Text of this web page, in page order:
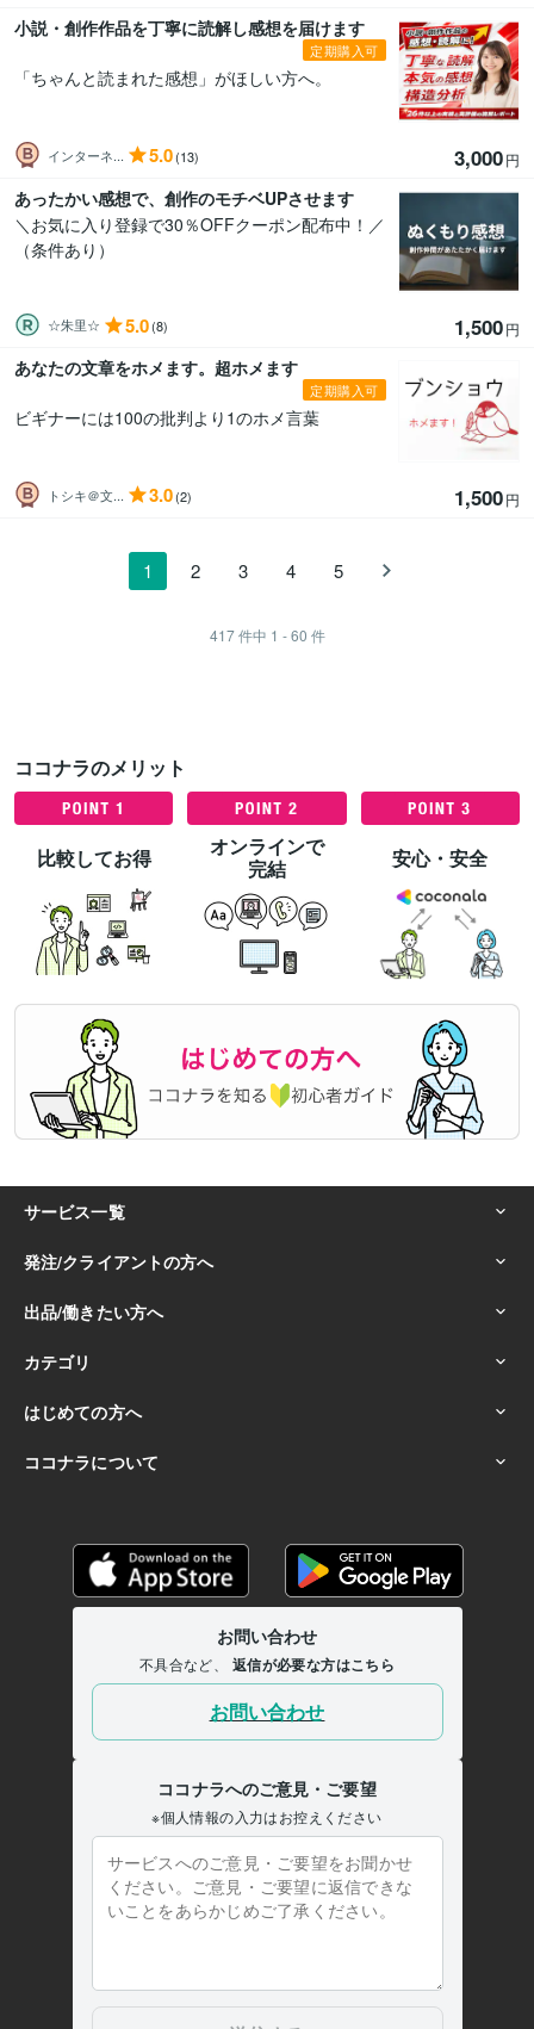
小説・創作作品を丁寧に読解し感想を届けます
定期購入可
「ちゃんと読まれた感想」がほしい方へ。
インターネ... 5.0(13) 3,000円
あったかい感想で、創作のモチベUPさせます
＼お気に入り登録で30％OFFクーポン配布中！／
（条件あり）
☆朱里☆ 5.0(8) 1,500円
あなたの文章をホメます。超ホメます
定期購入可
ビギナーには100の批判より1のホメ言葉
トシキ＠文... 3.0(2) 1,500円
1 2 3 4 5
417 件中 1 - 60 件
ココナラのメリット
比較してお得
オンラインで
完結
安心・安全